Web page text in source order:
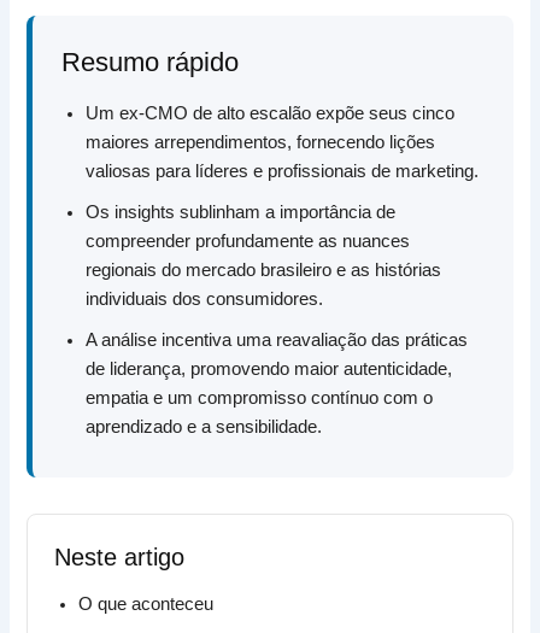
Resumo rápido
Um ex-CMO de alto escalão expõe seus cinco
maiores arrependimentos, fornecendo lições
valiosas para líderes e profissionais de marketing.
Os insights sublinham a importância de
compreender profundamente as nuances
regionais do mercado brasileiro e as histórias
individuais dos consumidores.
A análise incentiva uma reavaliação das práticas
de liderança, promovendo maior autenticidade,
empatia e um compromisso contínuo com o
aprendizado e a sensibilidade.
Neste artigo
O que aconteceu